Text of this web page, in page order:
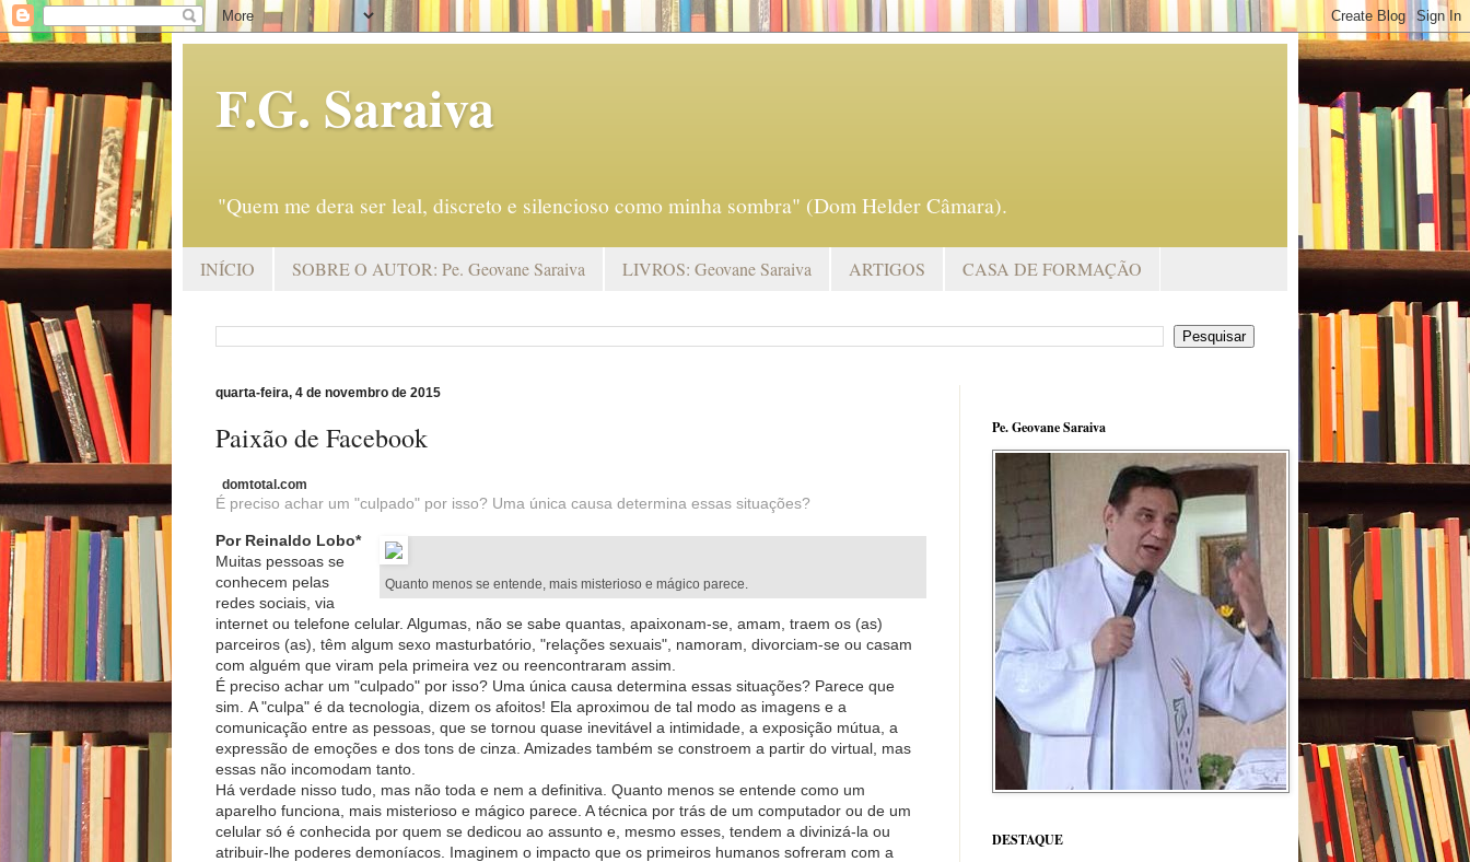
F.G. Saraiva
"Quem me dera ser leal, discreto e silencioso como minha sombra" (Dom Helder Câmara).
INÍCIO SOBRE O AUTOR: Pe. Geovane Saraiva LIVROS: Geovane Saraiva ARTIGOS CASA DE FORMAÇÃO
quarta-feira, 4 de novembro de 2015
Paixão de Facebook
domtotal.com
É preciso achar um "culpado" por isso? Uma única causa determina essas situações?
Quanto menos se entende, mais misterioso e mágico parece.
Por Reinaldo Lobo*
Muitas pessoas se
conhecem pelas
redes sociais, via
internet ou telefone celular. Algumas, não se sabe quantas, apaixonam-se, amam, traem os (as)
parceiros (as), têm algum sexo masturbatório, "relações sexuais", namoram, divorciam-se ou casam
com alguém que viram pela primeira vez ou reencontraram assim.
É preciso achar um "culpado" por isso? Uma única causa determina essas situações? Parece que
sim. A "culpa" é da tecnologia, dizem os afoitos! Ela aproximou de tal modo as imagens e a
comunicação entre as pessoas, que se tornou quase inevitável a intimidade, a exposição mútua, a
expressão de emoções e dos tons de cinza. Amizades também se constroem a partir do virtual, mas
essas não incomodam tanto.
Há verdade nisso tudo, mas não toda e nem a definitiva. Quanto menos se entende como um
aparelho funciona, mais misterioso e mágico parece. A técnica por trás de um computador ou de um
celular só é conhecida por quem se dedicou ao assunto e, mesmo esses, tendem a divinizá-la ou
atribuir-lhe poderes demoníacos. Imaginem o impacto que os primeiros humanos sofreram com a
Pe. Geovane Saraiva
DESTAQUE